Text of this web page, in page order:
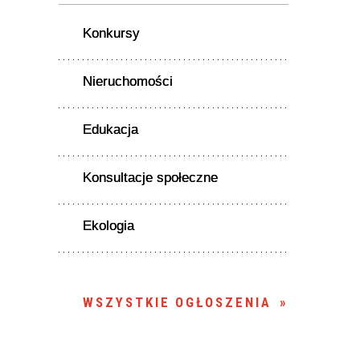
Konkursy
Nieruchomości
Edukacja
Konsultacje społeczne
Ekologia
WSZYSTKIE OGŁOSZENIA